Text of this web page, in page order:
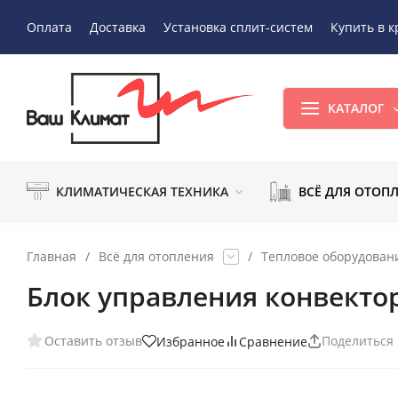
Оплата Доставка Установка сплит-систем Купить в
КАТАЛОГ
КЛИМАТИЧЕСКАЯ ТЕХНИКА ВСЁ ДЛЯ
Главная / Всё для отопления / Тепловое
Блок управления
Оставить отзыв Избранное Сравнение Поделиться